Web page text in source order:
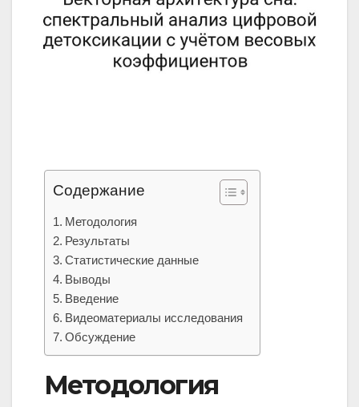
Содержание
Методология
Результаты
Статистические данные
Выводы
Введение
Видеоматериалы исследования
Обсуждение
Методология